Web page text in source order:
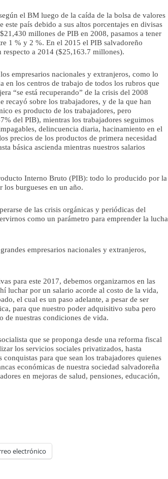
el BM luego de la caída de la bolsa de valores
país debido a sus altos porcentajes en divisas
millones de PIB en 2008, pasamos a tener
1 % y 2 %. En el 2015 el PIB salvadoreño
a 2014 ($25,163.7 millones).
empresarios nacionales y extranjeros, como lo
en los centros de trabajo de todos los rubros que
“se está recuperando” de la crisis del 2008
recayó sobre los trabajadores, y de la que han
es producto de los trabajadores, pero
del PIB), mientras los trabajadores seguimos
delincuencia diaria, hacinamiento en el
precios de los productos de primera necesidad
básica ascienda mientras nuestros salarios
Interno Bruto (PIB): todo lo producido por la
los burgueses en un año.
de las crisis orgánicas y periódicas del
como un parámetro para emprender la lucha
empresarios nacionales y extranjeros,
para este 2017, debemos organizarnos en las
luchar por un salario acorde al costo de la vida,
el cual es un paso adelante, a pesar de ser
para que nuestro poder adquisitivo suba pero
de nuestras condiciones de vida.
que se proponga desde una reforma fiscal
los servicios sociales privatizados, hasta
para que sean los trabajadores quienes
económicas de nuestra sociedad salvadoreña
en mejoras de salud, pensiones, educación,
electrónico